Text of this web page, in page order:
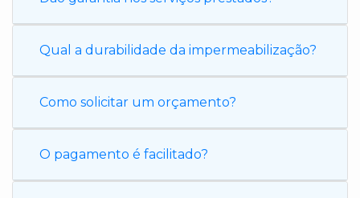
Qual a durabilidade da impermeabilização?
Como solicitar um orçamento?
O pagamento é facilitado?